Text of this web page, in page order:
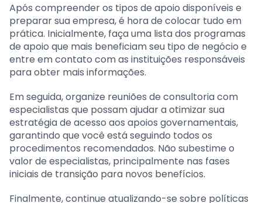
Após compreender os tipos de apoio disponíveis e
preparar sua empresa, é hora de colocar tudo em
prática. Inicialmente, faça uma lista dos programas
de apoio que mais beneficiam seu tipo de negócio e
entre em contato com as instituições responsáveis
para obter mais informações.
Em seguida, organize reuniões de consultoria com
especialistas que possam ajudar a otimizar sua
estratégia de acesso aos apoios governamentais,
garantindo que você está seguindo todos os
procedimentos recomendados. Não subestime o
valor de especialistas, principalmente nas fases
iniciais de transição para novos benefícios.
Finalmente, continue atualizando-se sobre políticas